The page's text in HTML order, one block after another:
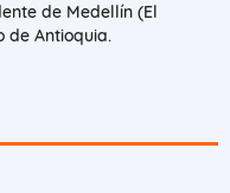
de Medellín (El
de Antioquia.